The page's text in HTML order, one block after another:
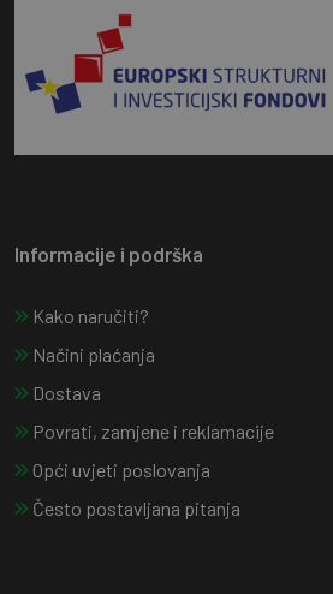
Informacije i podrška
Kako naručiti?
Načini plaćanja
Dostava
Povrati, zamjene i reklamacije
Opći uvjeti poslovanja
Često postavljana pitanja